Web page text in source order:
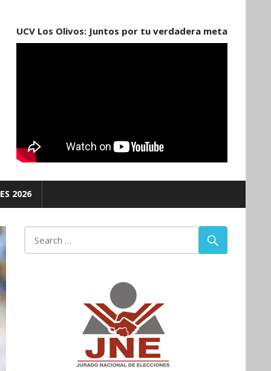
UCV Los Olivos: Juntos por tu verdadera meta
2026